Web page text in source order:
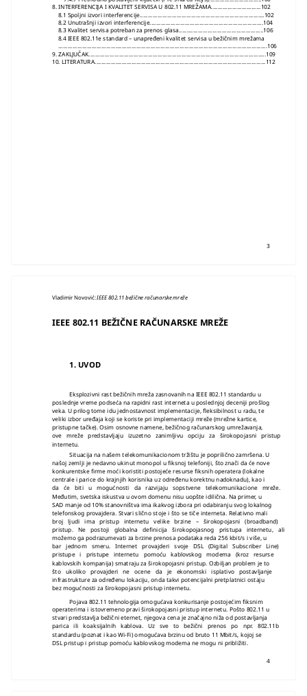
8. INTERFERENCIJA I KVALITET SERVISA U 802.11 MREŽAMA...............................102
8.1 Spoljni izvori interferencije..............................................................................102
8.2 Unutrašnji izvori interferencije.......................................................................104
8.3 Kvalitet servisa potreban za prenos glasa.....................................................106
8.4 IEEE 802.11e standard – unapređeni kvalitet servisa u bežičnim mrežama
...................................................................................................................................106
9. ZAKLJUČAK...............................................................................................................109
10. LITERATURA...........................................................................................................112
3
Vladimir Novović:IEEE 802.11 bežične računarske mreže
IEEE 802.11 BEŽIČNE RAČUNARSKE MREŽE
1. UVOD
Eksplozivni rast bežičnih mreža zasnovanih na IEEE 802.11 standardu u
poslednje vreme podseća na rapidni rast interneta u poslednjoj deceniji prošlog
veka. U prilog tome idu jednostavnost implementacije, fleksibilnost u radu, te
veliki izbor uređaja koji se koriste pri implementaciji mreže (mrežne kartice,
pristupne tačke). Osim osnovne namene, bežičnog računarskog umrežavanja,
ove mreže predstavljaju izuzetno zanimljivu opciju za širokopojasni pristup
internetu.
Situacija na našem telekomunikacionom tržištu je poprilično zamršena. U
našoj zemlji je nedavno ukinut monopol u fiksnoj telefoniji, što znači da će nove
konkurentske firme moći koristiti postojeće resurse fiksnih operatera (lokalne
centrale i parice do krajnjih korisnika uz određenu korektnu nadoknadu), kao i
da će biti u mogućnosti da razvijaju sopstvene telekomunikacione mreže.
Međutim, svetska iskustva u ovom domenu nisu uopšte idilična. Na primer, u
SAD manje od 10% stanovništva ima ikakvog izbora pri odabiranju svog lokalnog
telefonskog provajdera. Stvari slično stoje i što se tiče interneta. Relativno mali
broj ljudi ima pristup internetu velike brzine – širokopojasni (broadband)
pristup. Ne postoji globalna definicija širokopojasnog pristupa internetu, ali
možemo ga podrazumevati za brzine prenosa podataka reda 256 kbit/s i više, u
bar jednom smeru. Internet provajderi svoje DSL (Digital Subscriber Line)
pristupe i pristupe internetu pomoću kablovskog modema (kroz resurse
kablovskih kompanija) smatraju za širokopojasni pristup. Ozbiljan problem je to
što ukoliko provajderi ne ocene da je ekonomski isplativo postavljanje
infrastrukture za određenu lokaciju, onda takvi potencijalni pretplatnici ostaju
bez mogućnosti za širokopojasni pristup internetu.
Pojava 802.11 tehnologija omogućava konkurisanje postojećim fiksnim
operaterima i istovremeno pravi širokopojasni pristup internetu. Pošto 802.11 u
stvari predstavlja bežični eternet, njegova cena je značajno niža od postavljanja
parica ili koaksijalnih kablova. Uz sve to bežični prenos po npr. 802.11b
standardu (poznat i kao Wi-Fi) omogućava brzinu od bruto 11 Mbit/s, kojoj se
DSL pristup i pristup pomoću kablovskog modema ne mogu ni približiti.
4